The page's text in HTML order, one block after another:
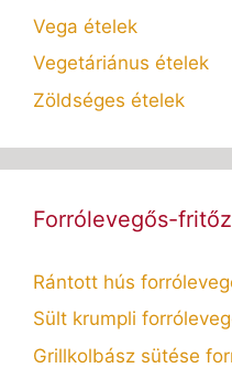
Vega ételek
Vegetáriánus ételek
Zöldséges ételek
Forrólevegős-
Rántott hús
Sült krumpli
Grillkolbász sütése